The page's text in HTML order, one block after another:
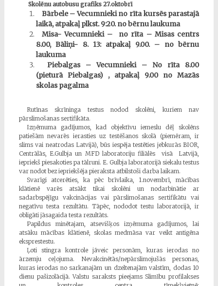
Skolēnu autobusu grafiks 27.oktobrī
Bārbele – Vecumnieki no rīta kursēs parastajā
laikā, atpakaļ plkst. 9:20. no bērnu laukuma
Misa- Vecumnieki – no rīta – Misas centrs
8.00, Bāliņi- 8. 13: atpakaļ 9.00. – no bērnu
laukuma
Piebalgas – Vecumnieki – No rīta 8.00
(pieturā Piebalgas) , atpakaļ 9.00 no Mazās
skolas pagalma
Rutīnas skrīninga testus nodod skolēni, kuriem nav
pārslimošanas sertifikāta.
Izņēmuma gadījumos, kad objektīvu iemeslu dēļ skolēns
patiešām nevarēs ierasties uz testēšanos skolā (piemēram, ir
slims vai neatrodas Latvijā), būs iespēja testēties jebkurās BIOR,
Centrālās, E.Gulbja un MFD laboratoriju filiālēs visā Latvijā,
iepriekš piesakoties pa tālruni. E. Gulbja laboratorijā siekalu testus
var nodot bez iepriekšēja pieraksta atbilstoši darba laikam.
Svarīgi atcerēties, ka pēc brīvlaika, 1.novembrī, mācības
klātienē varēs atsākt tikai skolēni un nodarbinātie ar
sadarbspējīgu vakcinācijas vai pārslimošanas sertifikātu vai
negatīvu testa rezultātu. Tāpēc, nododot testu laboratorijā, ir
obligāti jāsagaida testa rezultāts.
Papildus minētajam, atsevišķos izņēmuma gadījumos, lai
atsāku mācības klātienē, skolas medmāsa var veikt antigēna
eksprestestu.
Ļoti stingra kontrole jāveic personām, kuras ierodas no
ārzemju ceļojuma. Nevakcinētās/nepārslimojušās personas,
kuras ierodas no sarkanajām un dzeltenajām valstīm, dodas 10
dienu pašizolācijā. Valstu saraksts pieejams Slimību profilakses